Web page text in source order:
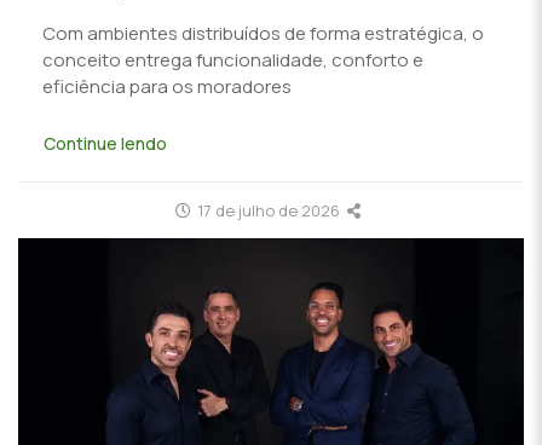
Com ambientes distribuídos de forma estratégica, o
conceito entrega funcionalidade, conforto e
eficiência para os moradores
Continue lendo
17 de julho de 2026